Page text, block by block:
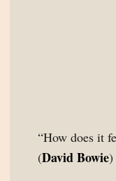
“How does it
(David Bowie)